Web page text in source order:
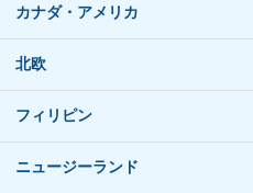
カナダ・アメリカ
北欧
フィリピン
ニュージーランド